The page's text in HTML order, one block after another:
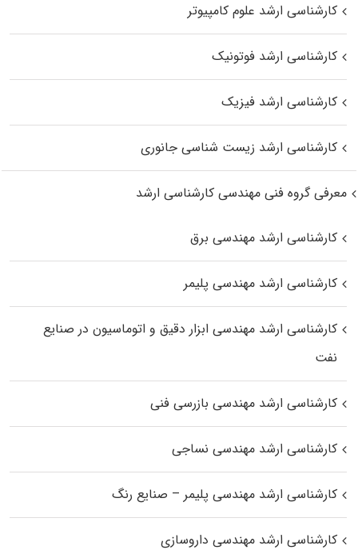
کارشناسی ارشد علوم کامپیوتر
کارشناسی ارشد فوتونیک
کارشناسی ارشد فیزیک
کارشناسی ارشد زیست‌ شناسی جانوری
معرفی گروه فنی مهندسی کارشناسی ارشد
کارشناسی ارشد مهندسی برق
کارشناسی ارشد مهندسی پلیمر
کارشناسی ارشد مهندسی ابزار دقیق و اتوماسیون در صنایع
نفت
کارشناسی ارشد مهندسی بازرسی فنی
کارشناسی ارشد مهندسی نساجی
کارشناسی ارشد مهندسی پلیمر – صنایع رنگ
کارشناسی ارشد مهندسی داروسازی